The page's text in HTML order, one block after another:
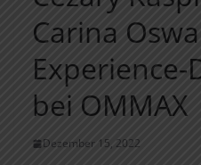
Carina
Experience-
bei OMMAX
Dezember 15, 2022